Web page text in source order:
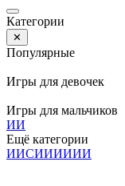
Категории
✕
Популярные
Игры для девочек
Игры для мальчиков
ИИ
Ещё категории
ИИСИИИИИИ